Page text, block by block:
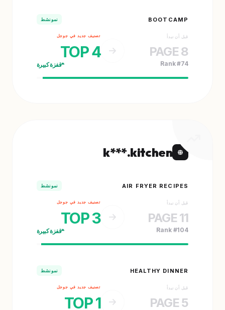
BOOTCAMP نمو نشط
قبل أن نبدأ
PAGE 8
Rank #74
تصنيف جديد في جوجل
TOP 4
قفزة كبيرة
k***.kitchen
AIR FRYER RECIPES نمو نشط
قبل أن نبدأ
PAGE 11
Rank #104
تصنيف جديد في جوجل
TOP 3
قفزة كبيرة
HEALTHY DINNER نمو نشط
قبل أن نبدأ
PAGE 5
تصنيف جديد في جوجل
TOP 1